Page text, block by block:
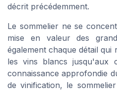
décrit précédemment.
Le sommelier ne se
mise en valeur des
également chaque détail qui
les vins blancs jusqu'aux
connaissance approfondie
de vinification, le